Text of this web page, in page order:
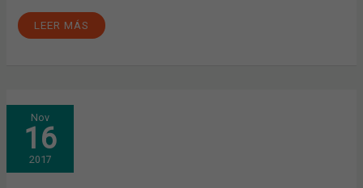
LEER MÁS
Nov
16
2017
SE
EXPONEN
LOS
RESULTADOS
FINALES
DE
LOS